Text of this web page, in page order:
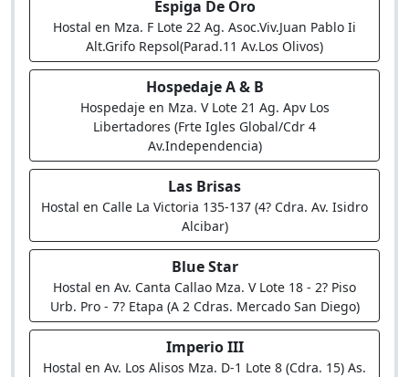
Espiga De Oro
Hostal en Mza. F Lote 22 Ag. Asoc.Viv.Juan Pablo Ii
Alt.Grifo Repsol(Parad.11 Av.Los Olivos)
Hospedaje A & B
Hospedaje en Mza. V Lote 21 Ag. Apv Los
Libertadores (Frte Igles Global/Cdr 4
Av.Independencia)
Las Brisas
Hostal en Calle La Victoria 135-137 (4? Cdra. Av. Isidro
Alcibar)
Blue Star
Hostal en Av. Canta Callao Mza. V Lote 18 - 2? Piso
Urb. Pro - 7? Etapa (A 2 Cdras. Mercado San Diego)
Imperio III
Hostal en Av. Los Alisos Mza. D-1 Lote 8 (Cdra. 15) As.